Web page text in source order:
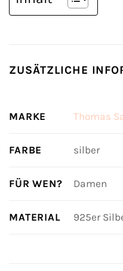
ZUSÄTZLICHE
MARKE Thomas
FARBE silber
FÜR WEN? Damen
MATERIAL 925er